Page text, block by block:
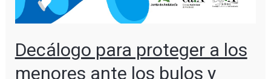
Decálogo para proteger a los
menores ante los bulos y